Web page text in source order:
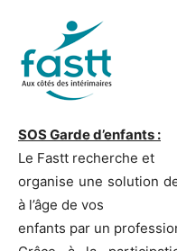
SOS Garde d’enfants :
Le Fastt recherche et
organise une solution
à l’âge de vos
enfants par un